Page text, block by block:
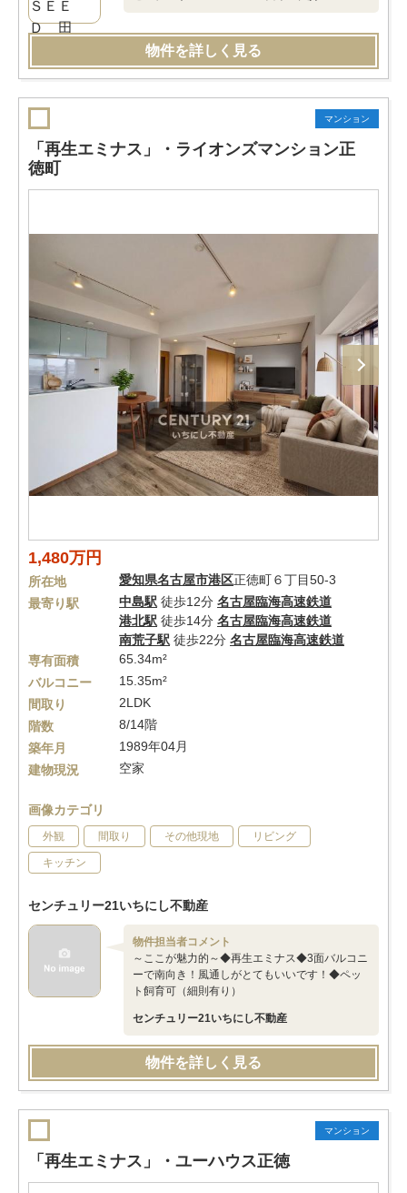
物件を詳しく見る
マンション
「再生エミナス」・ライオンズマンション正
徳町
1,480万円
所在地 愛知県名古屋市港区正徳町６丁目50-3
最寄り駅
中島駅 徒歩12分 名古屋臨海高速鉄道
港北駅 徒歩14分 名古屋臨海高速鉄道
南荒子駅 徒歩22分 名古屋臨海高速鉄道
専有面積
65.34m²
バルコニー
15.35m²
間取り
2LDK
階数
8/14階
築年月
1989年04月
建物現況
空家
画像カテゴリ
外観 間取り その他現地 リビング
キッチン
センチュリー21いちにし不動産
物件担当者コメント
～ここが魅力的～◆再生エミナス◆3面バルコニ
ーで南向き！風通しがとてもいいです！◆ペッ
ト飼育可（細則有り）
センチュリー21いちにし不動産
物件を詳しく見る
マンション
「再生エミナス」・ユーハウス正徳